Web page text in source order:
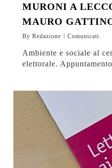
MURONI A
MAURO
By Redazione Comunicati
Ambiente e sociale al
elettorale.